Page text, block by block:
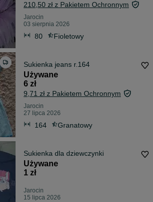
210,50 zł z Pakietem Ochronnym
Jarocin
03 sierpnia 2026
80 Fioletowy
Sukienka jeans r.164
Używane
6 zł
9,71 zł z Pakietem Ochronnym
Jarocin
27 lipca 2026
164 Granatowy
Sukienka dla dziewczynki
Używane
1 zł
Jarocin
15 lipca 2026